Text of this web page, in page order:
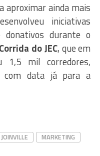
aproximar ainda mais
iniciativas
donativos durante o
Corrida do JEC, que em
1,5 mil corredores,
com data já para a
JOINVILLE
MARKETING